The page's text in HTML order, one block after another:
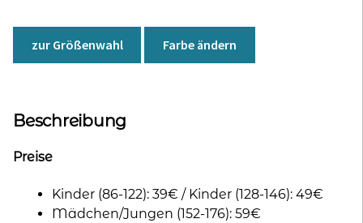
zur Größenwahl Farbe ändern
Beschreibung
Preise
Kinder (86-122): 39€ / Kinder (128-146): 49€
Mädchen/Jungen (152-176): 59€